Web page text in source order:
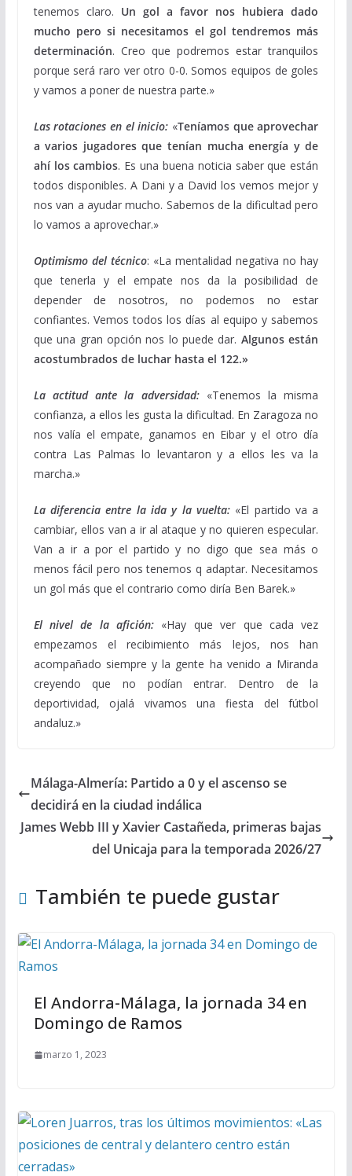
tenemos claro. Un gol a favor nos hubiera dado
mucho pero si necesitamos el gol tendremos más
determinación. Creo que podremos estar tranquilos
porque será raro ver otro 0-0. Somos equipos de goles
y vamos a poner de nuestra parte.»
Las rotaciones en el inicio: «Teníamos que aprovechar
a varios jugadores que tenían mucha energía y de
ahí los cambios. Es una buena noticia saber que están
todos disponibles. A Dani y a David los vemos mejor y
nos van a ayudar mucho. Sabemos de la dificultad pero
lo vamos a aprovechar.»
Optimismo del técnico: «La mentalidad negativa no hay
que tenerla y el empate nos da la posibilidad de
depender de nosotros, no podemos no estar
confiantes. Vemos todos los días al equipo y sabemos
que una gran opción nos lo puede dar. Algunos están
acostumbrados de luchar hasta el 122.»
La actitud ante la adversidad:«Tenemos la misma
confianza, a ellos les gusta la dificultad. En Zaragoza no
nos valía el empate, ganamos en Eibar y el otro día
contra Las Palmas lo levantaron y a ellos les va la
marcha.»
La diferencia entre la ida y la vuelta: «El partido va a
cambiar, ellos van a ir al ataque y no quieren especular.
Van a ir a por el partido y no digo que sea más o
menos fácil pero nos tenemos q adaptar. Necesitamos
un gol más que el contrario como diría Ben Barek.»
El nivel de la afición: «Hay que ver que cada vez
empezamos el recibimiento más lejos, nos han
acompañado siempre y la gente ha venido a Miranda
creyendo que no podían entrar. Dentro de la
deportividad, ojalá vivamos una fiesta del fútbol
andaluz.»
Málaga-Almería: Partido a 0 y el ascenso se
decidirá en la ciudad indálica
James Webb III y Xavier Castañeda, primeras bajas
del Unicaja para la temporada 2026/27
También te puede gustar
El Andorra-Málaga, la jornada 34 en
Domingo de Ramos
marzo 1, 2023